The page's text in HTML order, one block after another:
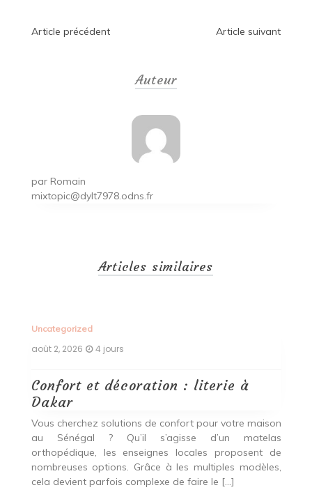
Navigation
Article précédent Article suivant
Auteur
par Romain
mixtopic@dylt7978.odns.fr
Articles similaires
Uncategorized
août 2, 2026 4 jours
Confort et décoration : literie à
Dakar
Vous cherchez solutions de confort pour votre maison
au Sénégal ? Qu’il s’agisse d’un matelas
orthopédique, les enseignes locales proposent de
nombreuses options. Grâce à les multiples modèles,
cela devient parfois complexe de faire le […]